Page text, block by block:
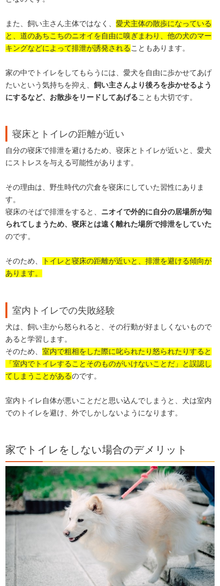
また、飼い主さん主体ではなく、愛犬主体の散歩になっている
と、道のあちこちのニオイを自由に嗅ぎまわり、他の犬のマー
キングなどによって排泄が誘発される こともあります。
家の中でトイレをしてもらうには、愛犬を自由に歩かせてあげ
たいという気持ちを抑え、飼い主さんより後ろを歩かせるよう
にするなど、お散歩をリードしてあげることも大切です。
寝床とトイレの距離が近い
自分の寝床で排泄を避けるため、寝床とトイレが近いと、愛犬
にストレスを与える可能性があります。
その理由は、野生時代の穴倉を寝床にしていた習性にありま
す。
寝床のそばで排泄をすると、 ニオイで外的に自分の居場所が知
られてしまうため、寝床とは遠く離れた場所で排泄をしていた
のです。
そのため、
トイレと寝床の距離が近いと、排泄を避ける傾向が
あります。
室内トイレでの失敗経験
犬は、飼い主から怒られると、その行動が好ましくないもので
あると学習します。
そのため、室内で粗相をした際に叱られたり怒られたりすると
「室内でトイレすることそのものがいけないことだ」と誤認し
てしまうことがあるのです。
室内トイレ自体が悪いことだと思い込んでしまうと、犬は室内
でのトイレを避け、外でしかしないようになります。
家でトイレをしない場合のデメリット